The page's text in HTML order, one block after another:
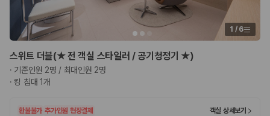
1 / 6
스위트 더블(★ 전 객실 스타일러 / 공기청정기 ★)
· 기준인원 2명 / 최대인원 2명
·킹 침대 1개
환불불가 추가인원 현장결제
객실 상세보기